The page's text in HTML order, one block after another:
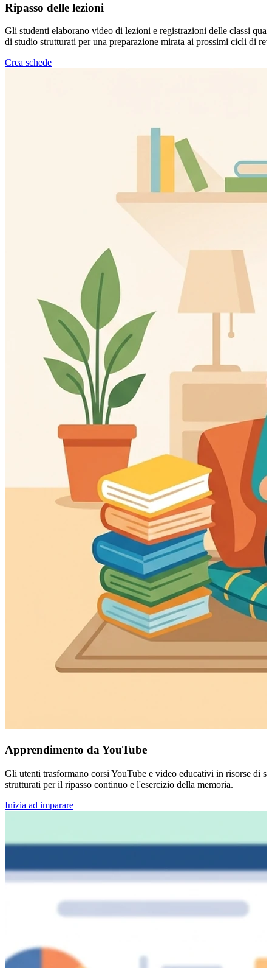
Ripasso delle lezioni
Gli studenti elaborano video di lezioni e registrazioni delle classi
di studio strutturati per una preparazione mirata ai prossimi cicli di
Crea schede
Apprendimento da YouTube
Gli utenti trasformano corsi YouTube e video educativi in risorse di
strutturati per il ripasso continuo e l'esercizio della memoria.
Inizia ad imparare